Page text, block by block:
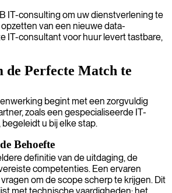
IT-consulting om uw dienstverlening te
van een nieuwe data-
IT-consultant voor huur levert tastbare,
de Perfecte Match te
begint met een zorgvuldig
zoals een gespecialiseerde IT-
u bij elke stap.
Behoefte
definitie van de uitdaging, de
competenties. Een ervaren
om de scope scherp te krijgen. Dit
met technische vaardigheden; het